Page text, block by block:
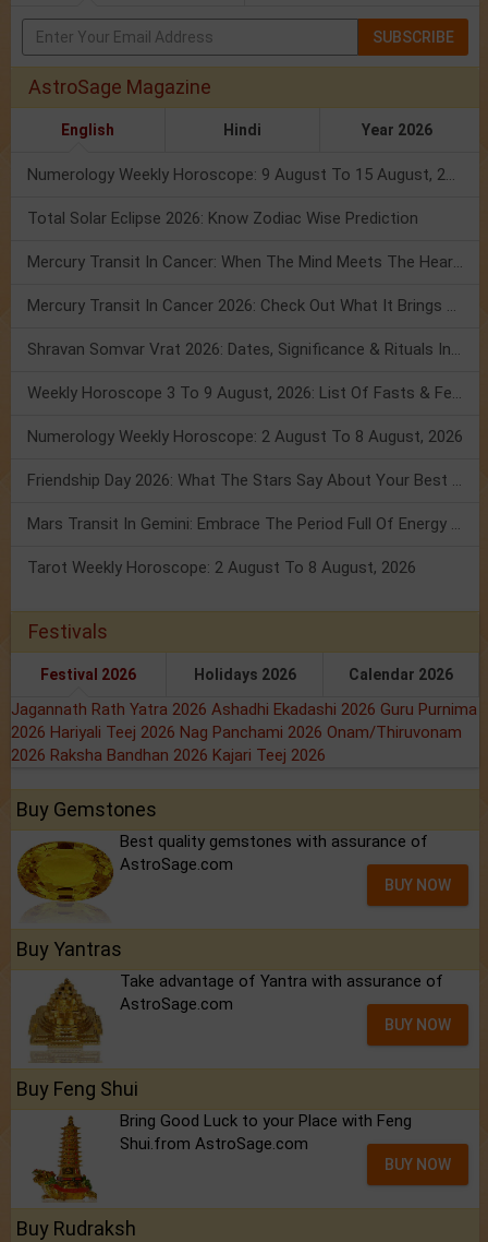
SUBSCRIBE
AstroSage Magazine
English Hindi Year 2026
Numerology Weekly Horoscope: 9 August To 15 August, 2026
Total Solar Eclipse 2026: Know Zodiac Wise Prediction
Mercury Transit In Cancer: When The Mind Meets The Heart!
Mercury Transit In Cancer 2026: Check Out What It Brings For You
Shravan Somvar Vrat 2026: Dates, Significance & Rituals In August
Weekly Horoscope 3 To 9 August, 2026: List Of Fasts & Festivals
Numerology Weekly Horoscope: 2 August To 8 August, 2026
Friendship Day 2026: What The Stars Say About Your Best Friend!
Mars Transit In Gemini: Embrace The Period Full Of Energy & Intelligence
Tarot Weekly Horoscope: 2 August To 8 August, 2026
Festivals
Festival 2026 Holidays 2026 Calendar 2026
Jagannath Rath Yatra 2026 Ashadhi Ekadashi 2026 Guru Purnima
2026 Hariyali Teej 2026 Nag Panchami 2026 Onam/Thiruvonam
2026 Raksha Bandhan 2026 Kajari Teej 2026
Buy Gemstones
Best quality gemstones with assurance of
AstroSage.com
BUY NOW
Buy Yantras
Take advantage of Yantra with assurance of
AstroSage.com
BUY NOW
Buy Feng Shui
Bring Good Luck to your Place with Feng
Shui.from AstroSage.com
BUY NOW
Buy Rudraksh